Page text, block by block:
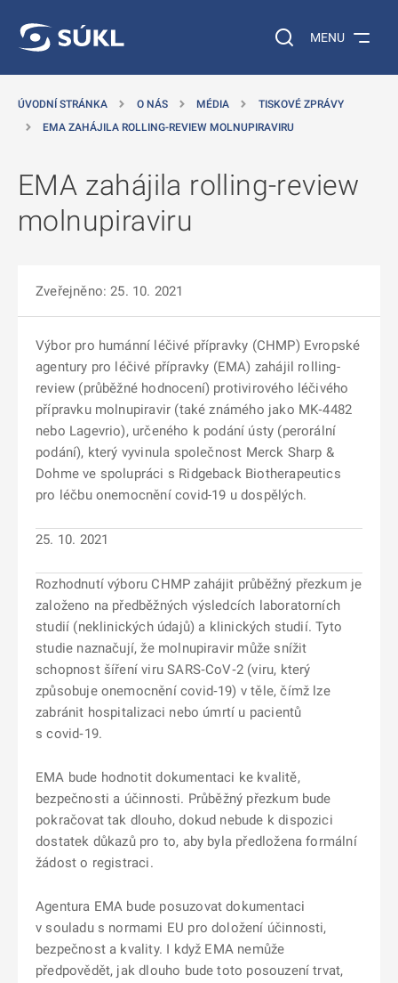
Vyhledávání na
MENU
ÚVODNÍ STRÁNKA O NÁS MÉDIA
TISKOVÉ ZPRÁVY
EMA ZAHÁJILA ROLLING-REVIEW MOLNUPIRAVIRU
EMA zahájila rolling-review
molnupiraviru
Zveřejněno: 25. 10. 2021
Výbor pro humánní léčivé přípravky (CHMP) Evropské
agentury pro léčivé přípravky (EMA) zahájil rolling-
review (průběžné hodnocení) protivirového léčivého
přípravku molnupiravir (také známého jako MK‑4482
nebo Lagevrio), určeného k podání ústy (perorální
podání), který vyvinula společnost Merck Sharp &
Dohme ve spolupráci s Ridgeback Biotherapeutics
pro léčbu onemocnění covid-19 u dospělých.
25. 10. 2021
Rozhodnutí výboru CHMP zahájit průběžný přezkum je
založeno na předběžných výsledcích laboratorních
studií (neklinických údajů) a klinických studií. Tyto
studie naznačují, že molnupiravir může snížit
schopnost šíření viru SARS‑CoV‑2 (viru, který
způsobuje onemocnění covid‑19) v těle, čímž lze
zabránit hospitalizaci nebo úmrtí u pacientů
s covid‑19.
EMA bude hodnotit dokumentaci ke kvalitě,
bezpečnosti a účinnosti. Průběžný přezkum bude
pokračovat tak dlouho, dokud nebude k dispozici
dostatek důkazů pro to, aby byla předložena formální
žádost o registraci.
Agentura EMA bude posuzovat dokumentaci
v souladu s normami EU pro doložení účinnosti,
bezpečnost a kvality. I když EMA nemůže
předpovědět, jak dlouho bude toto posouzení trvat,